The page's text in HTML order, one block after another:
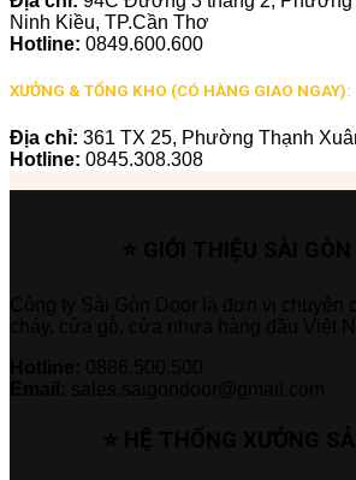
Ninh Kiều, TP.Cần Thơ
Hotline: 0849.600.600
XƯỞNG & TỔNG KHO (CÓ HÀNG GIAO NGAY):
Địa chỉ: 361 TX 25, Phường Thạnh
Hotline: 0845.308.308